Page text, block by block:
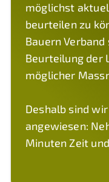
möglichst
beurteilen zu
Bauern
Beurteilung der
möglicher
Deshalb sind
angewiesen:
Minuten Zeit